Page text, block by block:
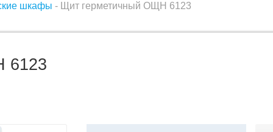
шкафы - Щит герметичный ОЩН 6123